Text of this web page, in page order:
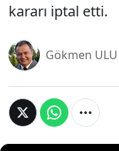
kararı iptal etti.
Gökmen ULU